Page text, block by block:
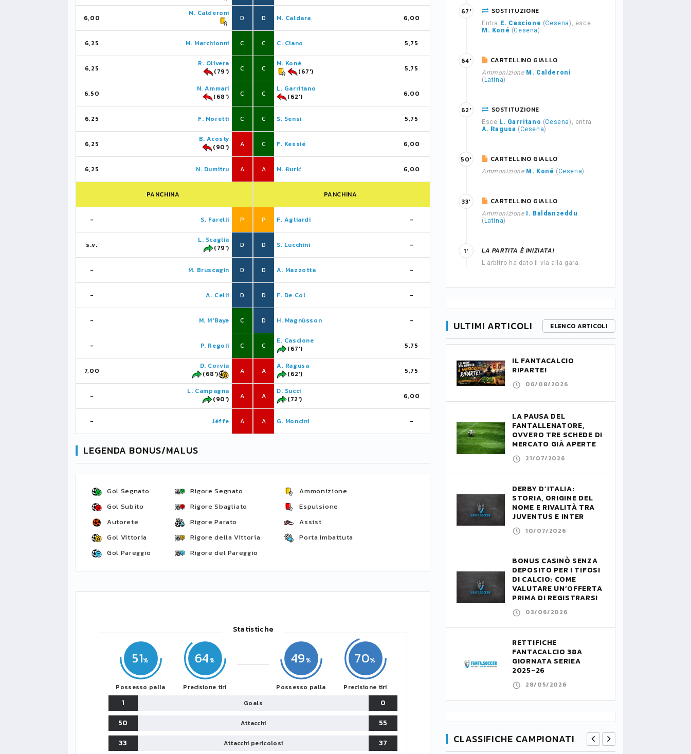
6,00
M. Calderoni
D
6,25 M. Marchionni C
6,25
R. Olivera
(79')
C
6,50
N. Ammari
(68')
C
6,25 F. Moretti C
6,25
B. Acosty
(90')
A
6,25 N. Dumitru A
PANCHINA
- S. Farelli P
s.v.
L. Scaglia
(79')
D
- M. Bruscagin D
- A. Celli D
- M. M'Baye C
- P. Regoli C
7,00
D. Corvia
(68')
A
-
L. Campagna
(90')
A
- Jéffe A
D M. Caldara 6,00
C C. Ciano 5,75
C
M. Koné
(67')
5,75
C
L. Garritano
(62')
6,00
C S. Sensi 5,75
C F. Kessié 6,00
A M. Đurić 6,00
PANCHINA
P F. Agliardi -
D S. Lucchini -
D A. Mazzotta -
D F. De Col -
D H. Magnússon -
C
E. Cascione
(67')
5,75
A
A. Ragusa
(62')
5,75
A
D. Succi
(72')
6,00
A G. Moncini -
LEGENDA BONUS/MALUS
Gol Segnato
Gol Subito
Autorete
Gol Vittoria
Gol Pareggio
Rigore Segnato
Rigore Sbagliato
Rigore Parato
Rigore della Vittoria
Rigore del Pareggio
Ammonizione
Espulsione
Assist
Porta Imbattuta
Statistiche
51
Possesso palla
64
Precisione tiri
49
Possesso palla
70
Precisione tiri
1 Goals
0
50
Attacchi
55
33
Attacchi pericolosi
37
SOSTITUZIONE
Entra E. Cascione (Cesena), esce
M. Koné (Cesena)
67'
CARTELLINO GIALLO
Ammonizione M. Calderoni
( Latina)
64'
SOSTITUZIONE
Esce L. Garritano (Cesena), entra
A. Ragusa (Cesena)
62'
CARTELLINO GIALLO
Ammonizione M. Koné (Cesena)
50'
CARTELLINO GIALLO
Ammonizione
I. Baldanzeddu
( Latina)
33'
LA PARTITA È INIZIATA!
L'arbitro ha dato il via alla gara.
1'
ULTIMI ARTICOLI ELENCO ARTICOLI
IL FANTACALCIO
RIPARTE!
06/08/2026
LA PAUSA DEL
FANTALLENATORE,
OVVERO TRE SCHEDE DI
MERCATO GIÀ APERTE
21/07/2026
DERBY D’ITALIA:
STORIA, ORIGINE DEL
NOME E RIVALITÀ TRA
JUVENTUS E INTER
10/07/2026
BONUS CASINÒ SENZA
DEPOSITO PER I TIFOSI
DI CALCIO: COME
VALUTARE UN’OFFERTA
PRIMA DI REGISTRARSI
03/06/2026
RETTIFICHE
FANTACALCIO 38A
GIORNATA SERIEA
2025-26
28/05/2026
CLASSIFICHE CAMPIONATI